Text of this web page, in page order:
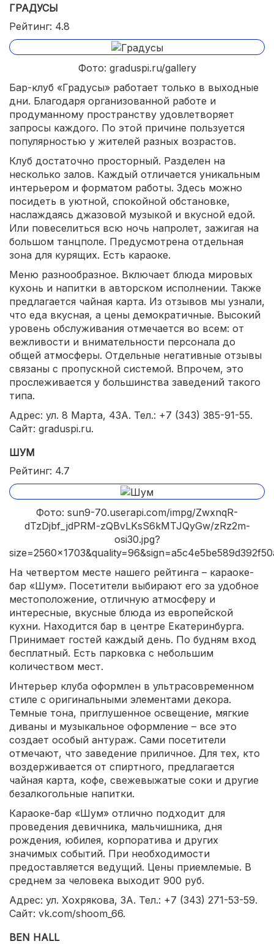
ГРАДУСЫ
Рейтинг: 4.8
Фото: graduspi.ru/gallery
Бар-клуб «Градусы» работает только в выходные
дни. Благодаря организованной работе и
продуманному пространству удовлетворяет
запросы каждого. По этой причине пользуется
популярностью у жителей разных возрастов.
Клуб достаточно просторный. Разделен на
несколько залов. Каждый отличается уникальным
интерьером и форматом работы. Здесь можно
посидеть в уютной, спокойной обстановке,
наслаждаясь джазовой музыкой и вкусной едой.
Или повеселиться всю ночь напролет, зажигая на
большом танцполе. Предусмотрена отдельная
зона для курящих. Есть караоке.
Меню разнообразное. Включает блюда мировых
кухонь и напитки в авторском исполнении. Также
предлагается чайная карта. Из отзывов мы узнали,
что еда вкусная, а цены демократичные. Высокий
уровень обслуживания отмечается во всем: от
вежливости и внимательности персонала до
общей атмосферы. Отдельные негативные отзывы
связаны с пропускной системой. Впрочем, это
прослеживается у большинства заведений такого
типа.
Адрес: ул. 8 Марта, 43А. Тел.: +7 (343) 385-91-55.
Сайт: graduspi.ru.
ШУМ
Рейтинг: 4.7
Фото: sun9-70.userapi.com/impg/ZwxnqR-
dTzDjbf_jdPRM-zQBvLKsS6kMTJQyGw/zRz2m-
osi30.jpg?
На четвертом месте нашего рейтинга – караоке-
бар «Шум». Посетители выбирают его за удобное
местоположение, отличную атмосферу и
интересные, вкусные блюда из европейской
кухни. Находится бар в центре Екатеринбурга.
Принимает гостей каждый день. По будням вход
бесплатный. Есть парковка с небольшим
количеством мест.
Интерьер клуба оформлен в ультрасовременном
стиле с оригинальными элементами декора.
Темные тона, приглушенное освещение, мягкие
диваны и музыкальное оформление – все это
создает особый антураж. Сами посетители
отмечают, что заведение приличное. Для тех, кто
воздерживается от спиртного, предлагается
чайная карта, кофе, свежевыжатые соки и другие
безалкогольные напитки.
Караоке-бар «Шум» отлично подходит для
проведения девичника, мальчишника, дня
рождения, юбилея, корпоратива и других
значимых событий. При необходимости
предоставляется ведущий. Цены приемлемые. В
среднем за человека выходит 900 руб.
Адрес: ул. Хохрякова, 3А. Тел.: +7 (343) 271-53-59.
Сайт: vk.com/shoom_66.
BEN HALL